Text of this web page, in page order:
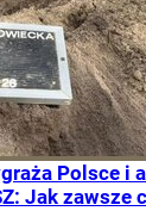
Polsce i
Jak zawsze